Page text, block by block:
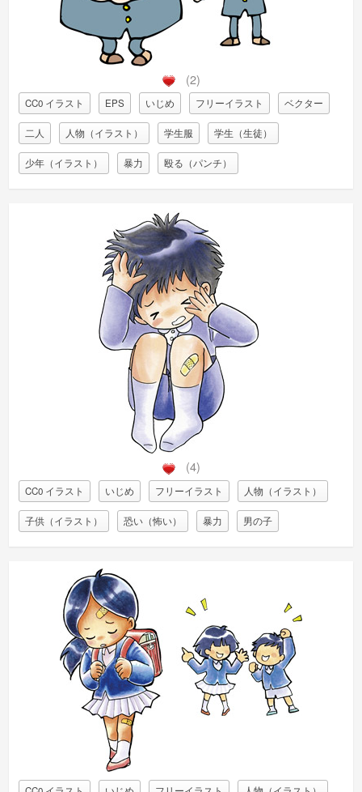
(2)
CC0 イラスト EPS いじめ フリーイラスト ベクター
二人 人物（イラスト） 学生服 学生（生徒）
少年（イラスト） 暴力 殴る（パンチ）
(4)
CC0 イラスト いじめ フリーイラスト 人物（イラスト）
子供（イラスト） 恐い（怖い） 暴力 男の子